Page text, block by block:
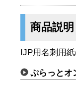
商品説明
IJP用名刺用
ぷらっとオ